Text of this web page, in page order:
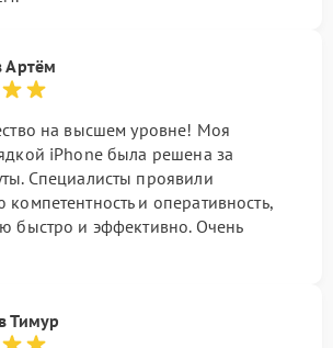
Артём
на высшем уровне! Моя
iPhone была решена за
Специалисты проявили
компетентность и оперативность,
быстро и эффективно. Очень
Тимур